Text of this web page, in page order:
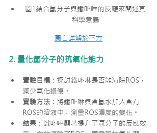
圖1結合氫分子與鐵卟啉的反應來闡述其
科學意義
圖１詳解於下方
2. 量化氫分子的抗氧化能力
實驗目標 ：探討鐵卟啉是否能清除ROS，
減少氧化損傷。
實驗方法 ：將鐵卟啉與含氫水加入含有
ROS的溶液中，測量ROS濃度的變化。
結果 ：鐵卟啉顯著提升了氫分子的反應效